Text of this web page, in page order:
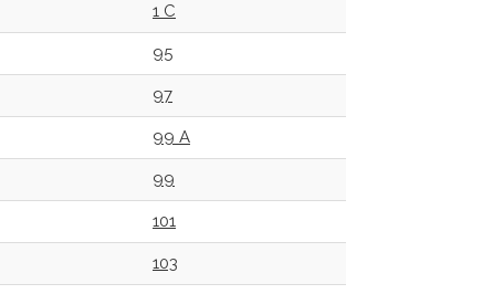
1 C
95
97
99 A
99
101
103